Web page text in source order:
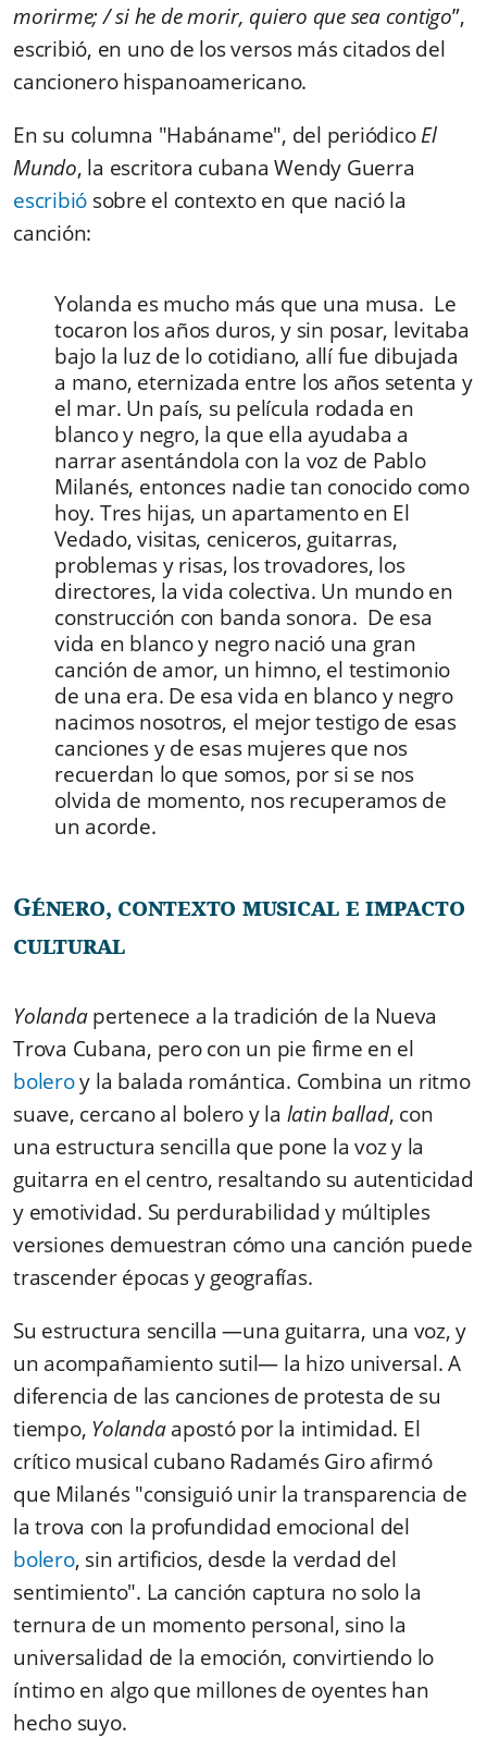
morirme; / si he de morir, quiero que sea contigo”,
escribió, en uno de los versos más citados del
cancionero hispanoamericano.
En su columna "Habáname", del periódicoEl
Mundo, la escritora cubana Wendy Guerra
escribió sobre el contexto en que nació la
canción:
Yolanda es mucho más que una musa. Le
tocaron los años duros, y sin posar, levitaba
bajo la luz de lo cotidiano, allí fue dibujada
a mano, eternizada entre los años setenta y
el mar. Un país, su película rodada en
blanco y negro, la que ella ayudaba a
narrar asentándola con la voz de Pablo
Milanés, entonces nadie tan conocido como
hoy. Tres hijas, un apartamento en El
Vedado, visitas, ceniceros, guitarras,
problemas y risas, los trovadores, los
directores, la vida colectiva. Un mundo en
construcción con banda sonora. De esa
vida en blanco y negro nació una gran
canción de amor, un himno, el testimonio
de una era. De esa vida en blanco y negro
nacimos nosotros, el mejor testigo de esas
canciones y de esas mujeres que nos
recuerdan lo que somos, por si se nos
olvida de momento, nos recuperamos de
un acorde.
Género, contexto musical e impacto
cultural
Yolandapertenece a la tradición de la Nueva
Trova Cubana, pero con un pie firme en el
boleroy la balada romántica. Combina un ritmo
suave, cercano al bolero y la latin ballad, con
una estructura sencilla que pone la voz y la
guitarra en el centro, resaltando su autenticidad
y emotividad. Su perdurabilidad y múltiples
versiones demuestran cómo una canción puede
trascender épocas y geografías.
Su estructura sencilla —una guitarra, una voz, y
un acompañamiento sutil— la hizo universal. A
diferencia de las canciones de protesta de su
tiempo, Yolandaapostó por la intimidad. El
crítico musical cubano Radamés Giro afirmó
que Milanés "consiguió unir la transparencia de
la trova con la profundidad emocional del
bolero, sin artificios, desde la verdad del
sentimiento". La canción captura no solo la
ternura de un momento personal, sino la
universalidad de la emoción, convirtiendo lo
íntimo en algo que millones de oyentes han
hecho suyo.